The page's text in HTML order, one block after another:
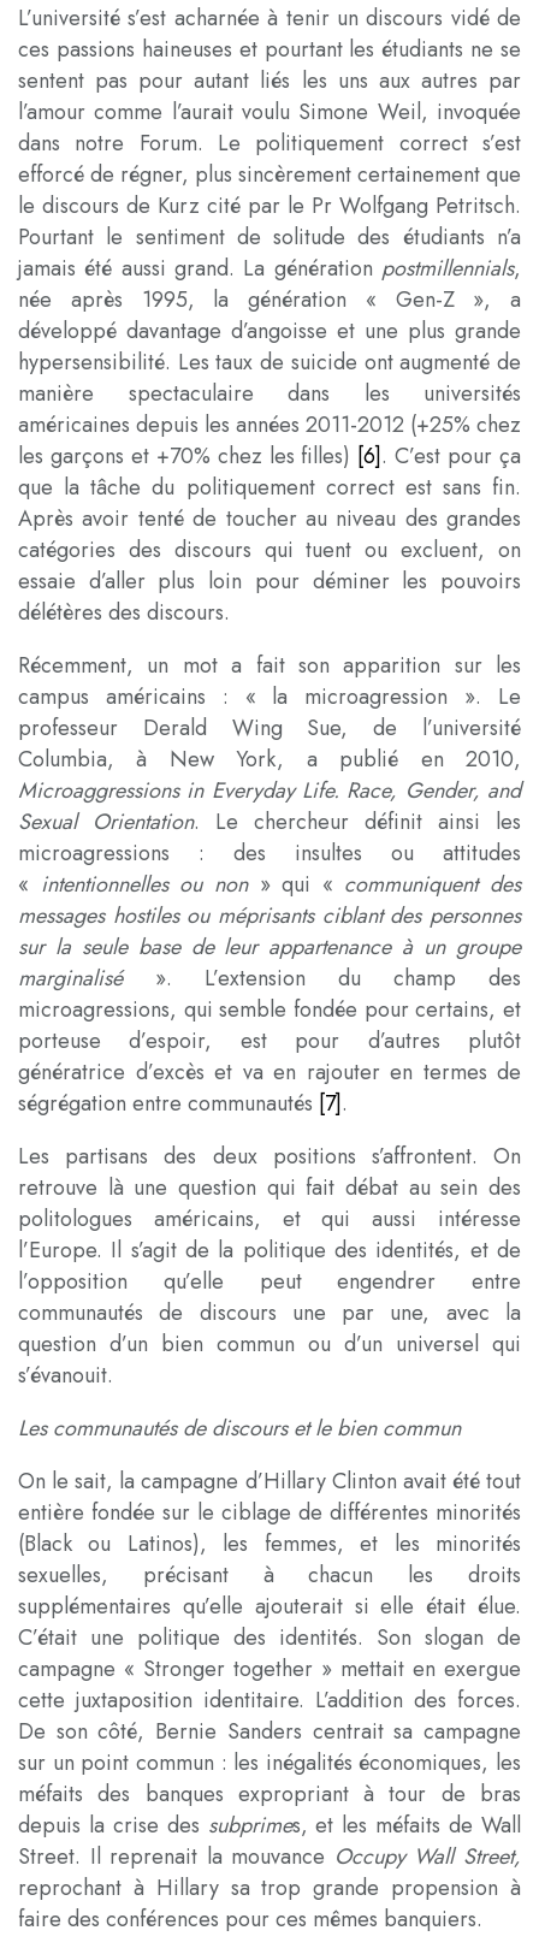
L’université s’est acharnée à tenir un discours vidé de
ces passions haineuses et pourtant les étudiants ne se
sentent pas pour autant liés les uns aux autres par
l’amour comme l’aurait voulu Simone Weil, invoquée
dans notre Forum. Le politiquement correct s’est
efforcé de régner, plus sincèrement certainement que
le discours de Kurz cité par le Pr Wolfgang Petritsch.
Pourtant le sentiment de solitude des étudiants n’a
jamais été aussi grand. La génération postmillennials,
née après 1995, la génération « Gen-Z », a
développé davantage d’angoisse et une plus grande
hypersensibilité. Les taux de suicide ont augmenté de
manière spectaculaire dans les universités
américaines depuis les années 2011-2012 (+25% chez
les garçons et +70% chez les filles) [6]. C’est pour ça
que la tâche du politiquement correct est sans fin.
Après avoir tenté de toucher au niveau des grandes
catégories des discours qui tuent ou excluent, on
essaie d’aller plus loin pour déminer les pouvoirs
délétères des discours.
Récemment, un mot a fait son apparition sur les
campus américains : « la microagression ». Le
professeur Derald Wing Sue, de l’université
Columbia, à New York, a publié en 2010,
Microaggressions in Everyday Life. Race, Gender, and
Sexual Orientation. Le chercheur définit ainsi les
microagressions : des insultes ou attitudes
« intentionnelles ou non » qui « communiquent des
messages hostiles ou méprisants ciblant des personnes
sur la seule base de leur appartenance à un groupe
marginalisé ». L’extension du champ des
microagressions, qui semble fondée pour certains, et
porteuse d’espoir, est pour d’autres plutôt
génératrice d’excès et va en rajouter en termes de
ségrégation entre communautés [7].
Les partisans des deux positions s’affrontent. On
retrouve là une question qui fait débat au sein des
politologues américains, et qui aussi intéresse
l’Europe. Il s’agit de la politique des identités, et de
l’opposition qu’elle peut engendrer entre
communautés de discours une par une, avec la
question d’un bien commun ou d’un universel qui
s’évanouit.
Les communautés de discours et le bien commun
On le sait, la campagne d’Hillary Clinton avait été tout
entière fondée sur le ciblage de différentes minorités
(Black ou Latinos), les femmes, et les minorités
sexuelles, précisant à chacun les droits
supplémentaires qu’elle ajouterait si elle était élue.
C’était une politique des identités. Son slogan de
campagne « Stronger together » mettait en exergue
cette juxtaposition identitaire. L’addition des forces.
De son côté, Bernie Sanders centrait sa campagne
sur un point commun : les inégalités économiques, les
méfaits des banques expropriant à tour de bras
depuis la crise des subprimes, et les méfaits de Wall
Street. Il reprenait la mouvance Occupy Wall Street,
reprochant à Hillary sa trop grande propension à
faire des conférences pour ces mêmes banquiers.